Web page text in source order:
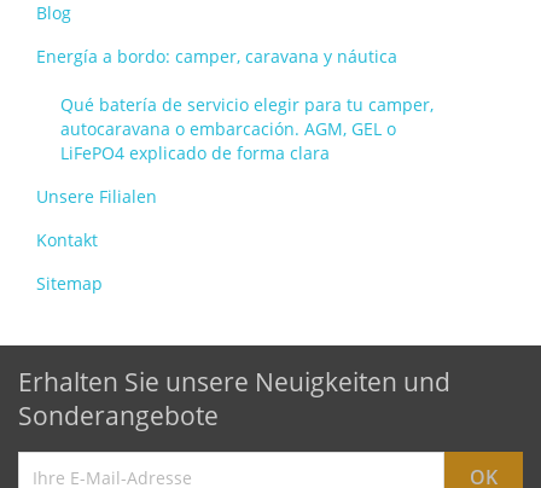
Blog
Energía a bordo: camper, caravana y náutica
Qué batería de servicio elegir para tu camper,
autocaravana o embarcación. AGM, GEL o
LiFePO4 explicado de forma clara
Unsere Filialen
Kontakt
Sitemap
Erhalten Sie unsere Neuigkeiten und
Sonderangebote